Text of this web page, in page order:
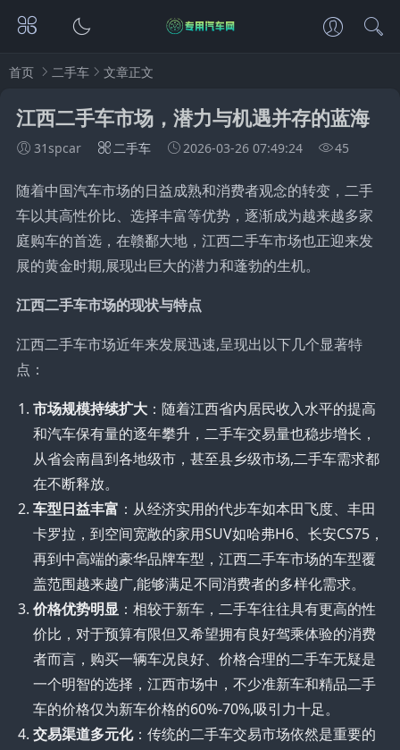
首页 二手车 文章正文
江西二手车市场，潜力与机遇并存的蓝海
31spcar 二手车 2026-03-26 07:49:24 45
随着中国汽车市场的日益成熟和消费者观念的转变，二手
车以其高性价比、选择丰富等优势，逐渐成为越来越多家
庭购车的首选，在赣鄱大地，江西二手车市场也正迎来发
展的黄金时期,展现出巨大的潜力和蓬勃的生机。
江西二手车市场的现状与特点
江西二手车市场近年来发展迅速,呈现出以下几个显著特
点：
市场规模持续扩大 ：随着江西省内居民收入水平的提高
和汽车保有量的逐年攀升，二手车交易量也稳步增长，
从省会南昌到各地级市，甚至县乡级市场,二手车需求都
在不断释放。
车型日益丰富 ：从经济实用的代步车如本田飞度、丰田
卡罗拉，到空间宽敞的家用SUV如哈弗H6、长安CS75，
再到中高端的豪华品牌车型，江西二手车市场的车型覆
盖范围越来越广,能够满足不同消费者的多样化需求。
价格优势明显 ：相较于新车，二手车往往具有更高的性
价比，对于预算有限但又希望拥有良好驾乘体验的消费
者而言，购买一辆车况良好、价格合理的二手车无疑是
一个明智的选择，江西市场中，不少准新车和精品二手
车的价格仅为新车价格的60%-70%,吸引力十足。
交易渠道多元化：传统的二手车交易市场依然是重要的